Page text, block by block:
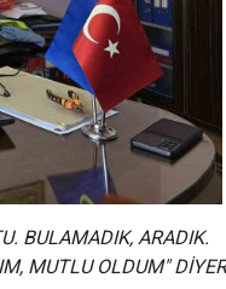
BULAMADIK, ARADIK.
MUTLU OLDUM"